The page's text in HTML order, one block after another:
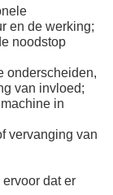
en de werking;
noodstop
onderscheiden,
van invloed;
in
vervanging van
dat er